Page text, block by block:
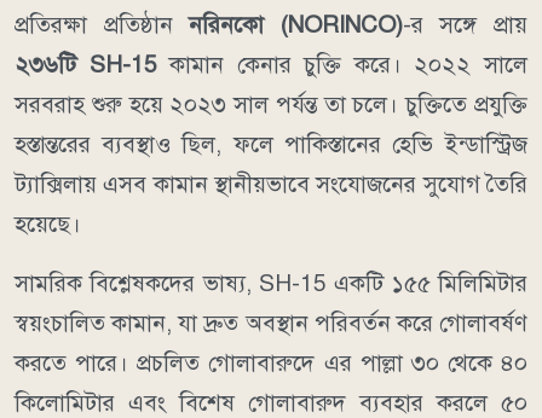
প্রতিরক্ষা প্রতিষ্ঠাননরিনকো (NORINCO)-র সঙ্গে প্রায়
২৩৬টি SH-15কামান কেনার চুক্তি করে। ২০২২ সালে
সরবরাহ শুরু হয়ে ২০২৩ সাল পর্যন্ত তা চলে। চুক্তিতে প্রযুক্তি
হস্তান্তরের ব্যবস্থাও ছিল, ফলে পাকিস্তানের হেভি ইন্ডাস্ট্রিজ
ট্যাক্সিলায় এসব কামান স্থানীয়ভাবে সংযোজনের সুযোগ তৈরি
হয়েছে।
সামরিক বিশ্লেষকদের ভাষ্য, SH-15 একটি ১৫৫ মিলিমিটার
স্বয়ংচালিত কামান, যা দ্রুত অবস্থান পরিবর্তন করে গোলাবর্ষণ
করতে পারে। প্রচলিত গোলাবারুদে এর পাল্লা ৩০ থেকে ৪০
কিলোমিটার এবং বিশেষ গোলাবারুদ ব্যবহার করলে ৫০